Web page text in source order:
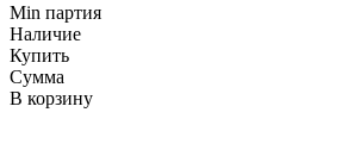
Min партия
Наличие
Купить
Сумма
В корзину